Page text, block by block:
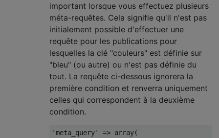
important lorsque vous effectuez plusieurs
méta-requêtes. Cela signifie qu'il n'est pas
initialement possible d'effectuer une
requête pour les publications pour
lesquelles la clé "couleurs" est définie sur
"bleu" (ou autre) ou n'est pas définie du
tout. La requête ci-dessous ignorera la
première condition et renverra uniquement
celles qui correspondent à la deuxième
condition.
'meta_query' => array(